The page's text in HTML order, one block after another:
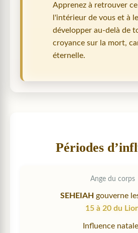
Apprenez à retrouver ce
l'intérieur de vous et à le
développer au-delà de
croyance sur la mort,
éternelle.
Périodes
Ange du corps
SEHEIAH gouverne
15 à 20 du
Influence